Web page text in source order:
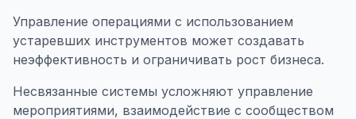
Управление операциями с использованием
устаревших инструментов может создавать
неэффективность и ограничивать рост бизнеса.
Несвязанные системы усложняют управление
мероприятиями, взаимодействие с сообществом